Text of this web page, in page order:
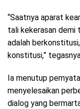
“Saatnya aparat
tali kekerasan demi
adalah
konstitusi,”
Ia menutup
menyelesaikan
dialog yang